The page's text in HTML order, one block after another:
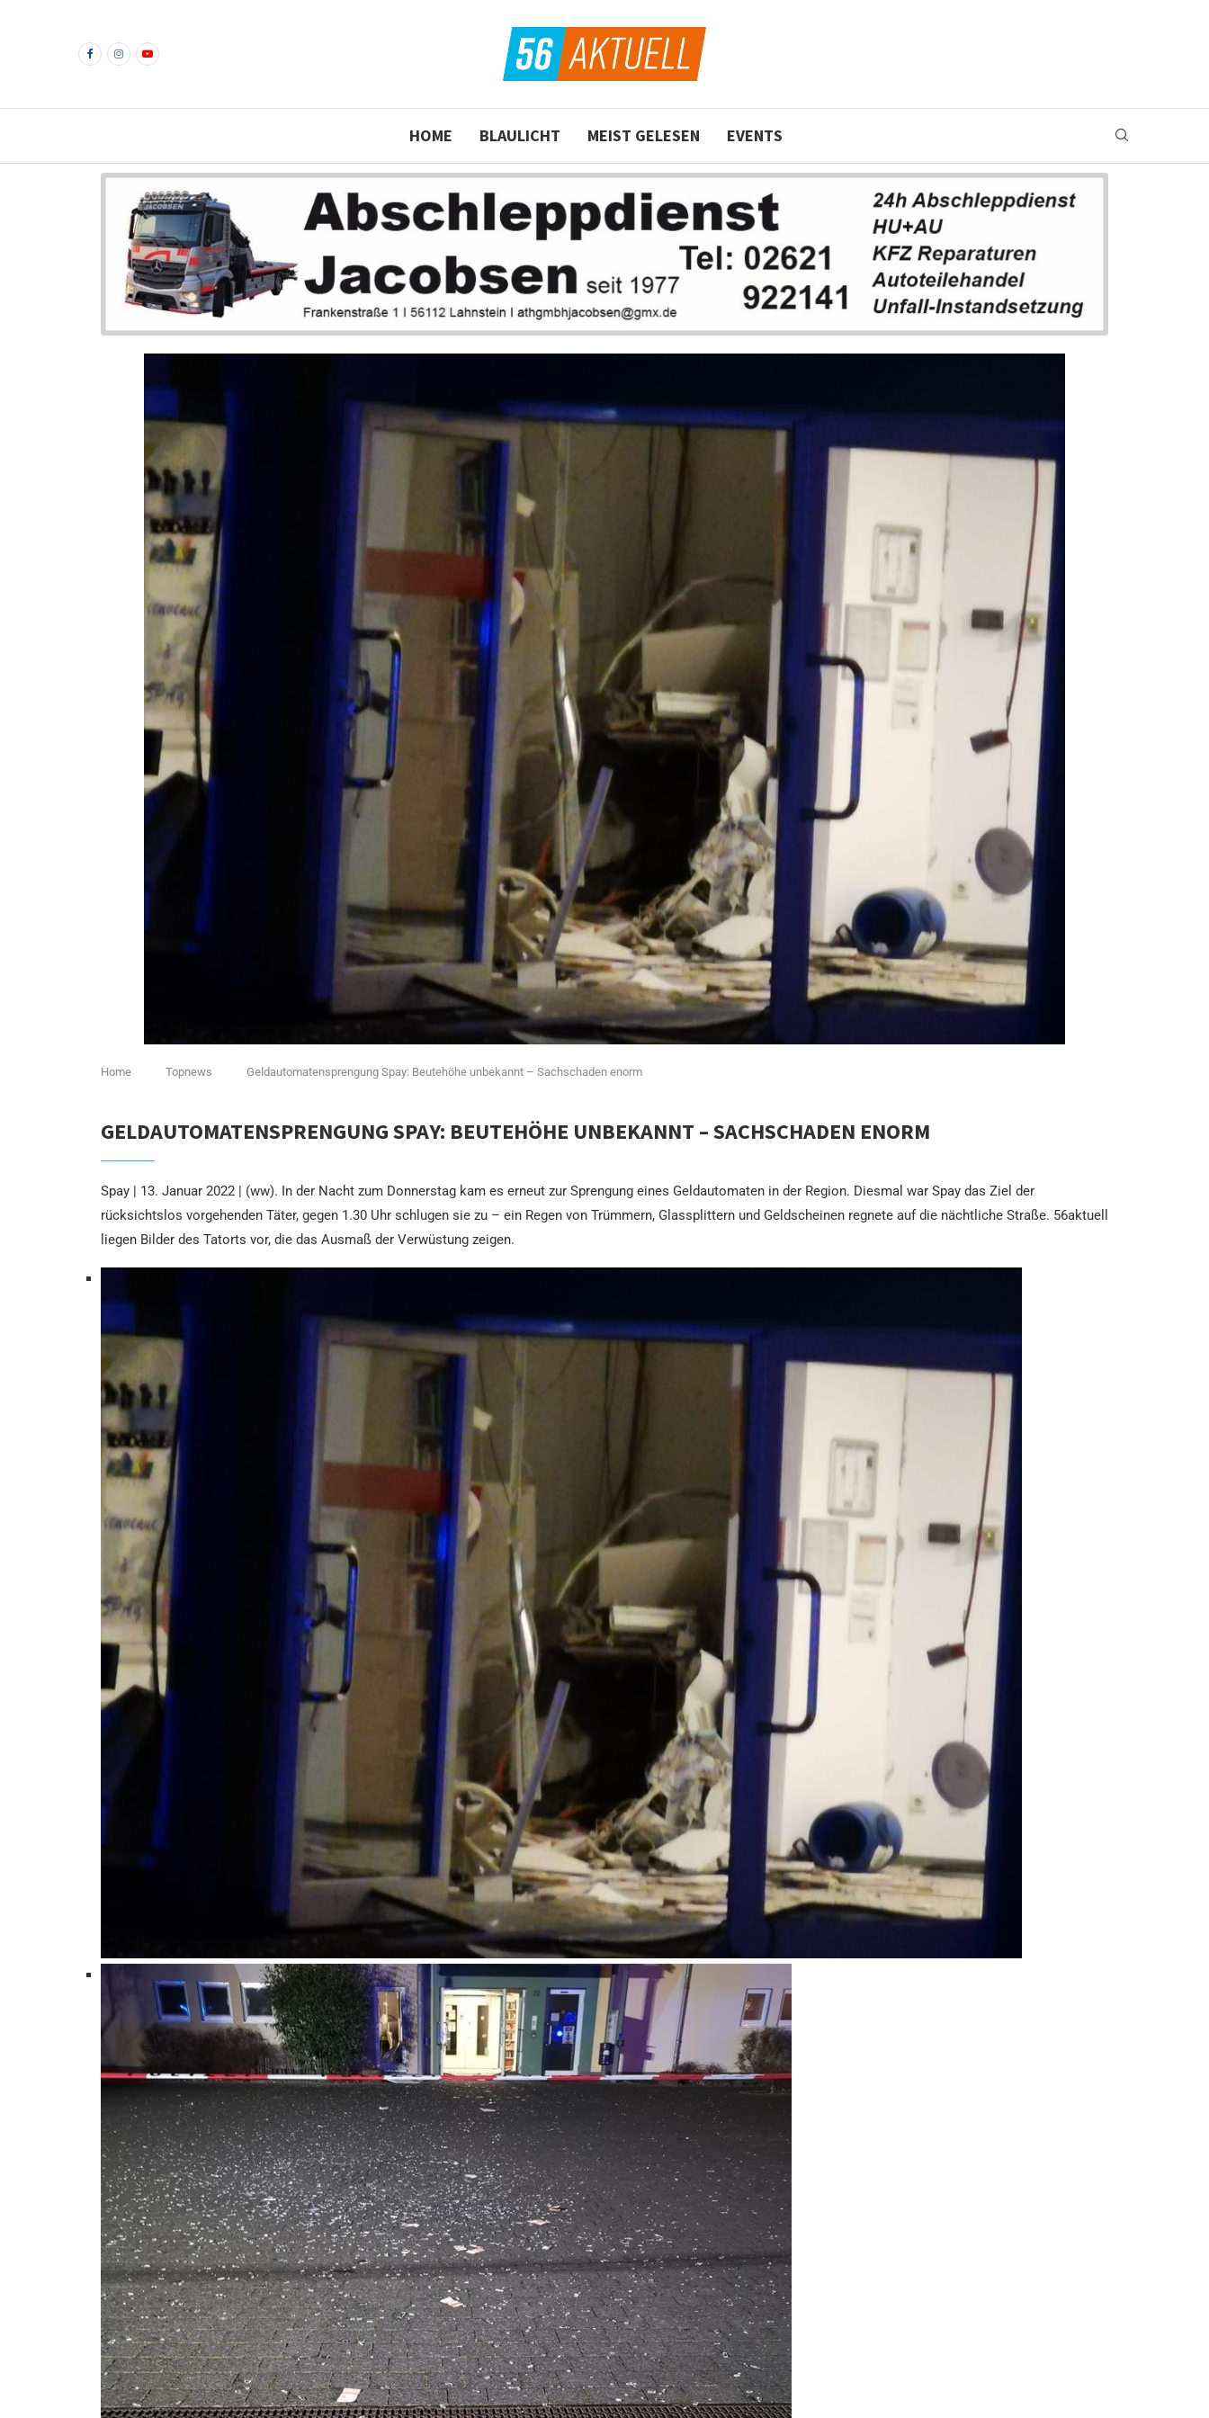
HOME BLAULICHT MEIST GELESEN EVENTS
Home Topnews Geldautomatensprengung Spay: Beutehöhe unbekannt – Sachschaden enorm
GELDAUTOMATENSPRENGUNG SPAY: BEUTEHÖHE UNBEKANNT – SACHSCHADEN ENORM
Spay | 13. Januar 2022 | (ww). In der Nacht zum Donnerstag kam es erneut zur Sprengung eines Geldautomaten in der Region. Diesmal war Spay das Ziel der
rücksichtslos vorgehenden Täter, gegen 1.30 Uhr schlugen sie zu – ein Regen von Trümmern, Glassplittern und Geldscheinen regnete auf die nächtliche Straße. 56aktuell
liegen Bilder des Tatorts vor, die das Ausmaß der Verwüstung zeigen.